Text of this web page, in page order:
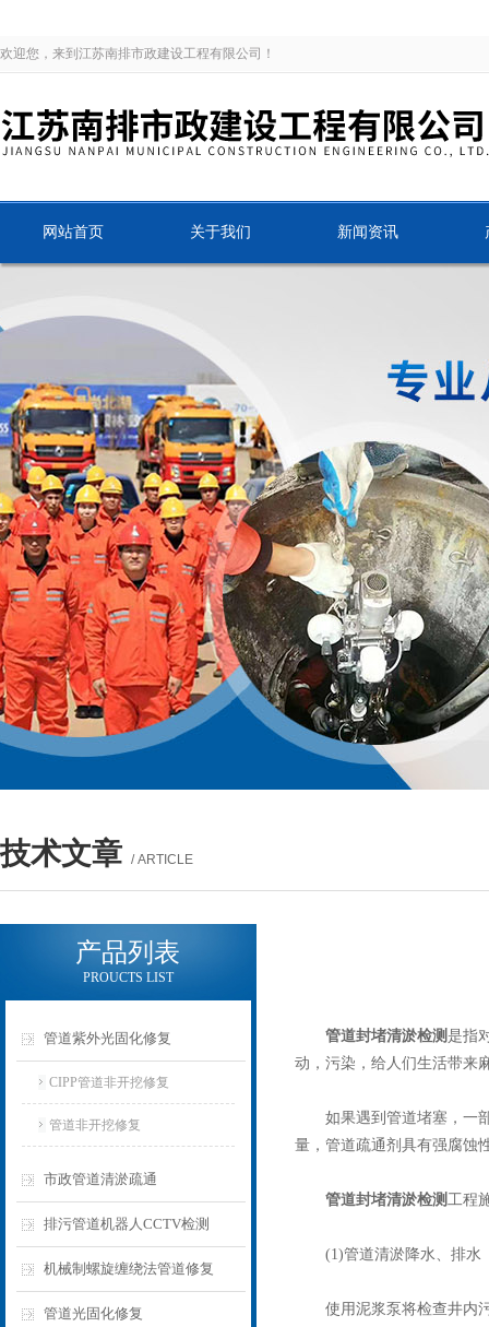
欢迎您，来到江苏南排市政建设工程有限公司！
网站首页 关于我们 新闻资讯
技术文章 / ARTICLE
产品列表
PROUCTS LIST
管道紫外光固化修复
CIPP管道非开挖修复
管道非开挖修复
市政管道清淤疏通
排污管道机器人CCTV检测
机械制螺旋缠绕法管道修复
管道光固化修复
管道封堵清淤检测是指
动，污染，给人们生活带来
如果遇到管道堵塞，一部
量，管道疏通剂具有强腐蚀
管道封堵清淤检测工程
(1)管道清淤降水、排水
使用泥浆泵将检查井内污